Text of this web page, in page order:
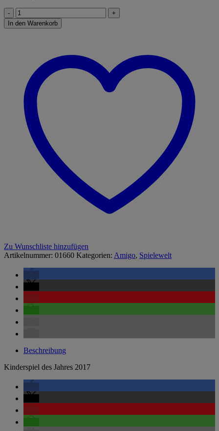
ICECOOL
Menge
In den Warenkorb
Zu Wunschliste hinzufügen
Artikelnummer: 01660 Kategorien: Amigo, Spielewelt
Beschreibung
Kinderspiel des Jahres 2017